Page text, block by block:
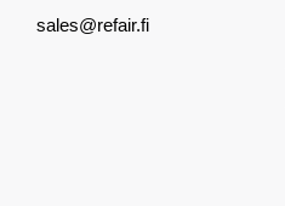
sales@refair.fi